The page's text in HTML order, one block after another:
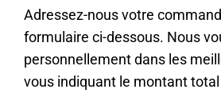
Adressez-nous votre
formulaire ci-dessous. Nous
personnellement dans les
vous indiquant le montant